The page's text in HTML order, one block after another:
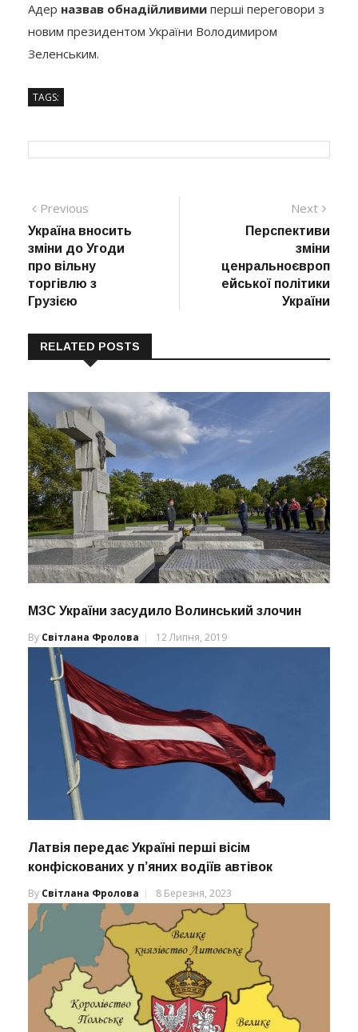
Адер назвав обнадійливими перші переговори з
новим президентом України Володимиром
Зеленським.
TAGS:
Навігація
записів
Previous
post:
Україна вносить
зміни до Угоди
про вільну
торгівлю з
Грузією
Next
Перспективи
зміни
ценральноєвроп
ейської політики
України
RELATED POSTS
МЗС України засудило Волинський злочин
By Світлана Фролова 12 Липня, 2019
Латвія передає Україні перші вісім
конфіскованих у п’яних водіїв автівок
By Світлана Фролова 8 Березня, 2023